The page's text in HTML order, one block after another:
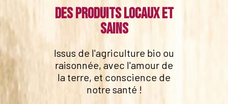
Des produits locaux et
sains
Issus de l'agriculture bio ou
raisonnée, avec l'amour de
la terre, et conscience de
notre santé !